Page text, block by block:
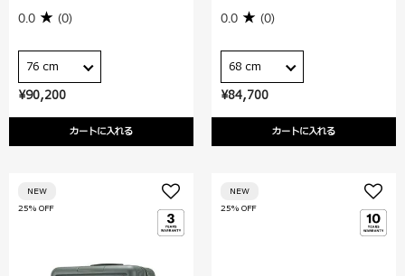
¥90,200
カートに入れる
0.0 (0)
76 cm
¥84,700
カートに入れる
0.0 (0)
68 cm
25% OFF
NEW
25% OFF
NEW